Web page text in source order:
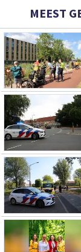
MEEST